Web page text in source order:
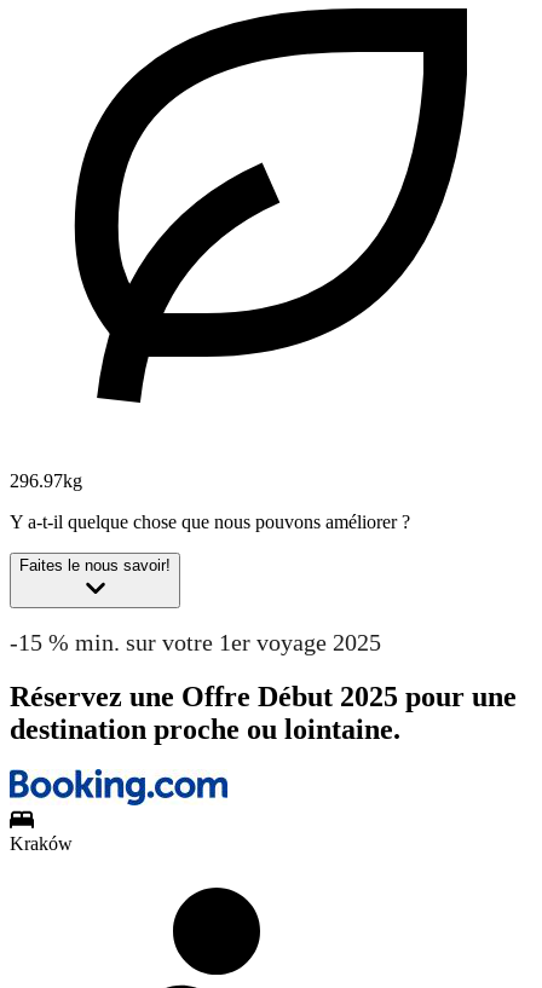
296.97kg
Y a-t-il quelque chose que nous pouvons améliorer ?
Faites le nous savoir!
-15 % min. sur votre 1er voyage 2025
Réservez une Offre Début 2025 pour une
destination proche ou lointaine.
Kraków